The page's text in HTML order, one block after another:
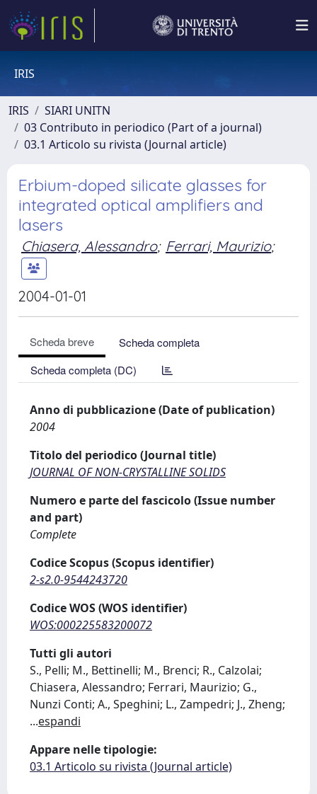
IRIS
IRIS
SIARI UNITN
03 Contributo in periodico (Part of a journal)
03.1 Articolo su rivista (Journal article)
Erbium-doped silicate glasses for
integrated optical amplifiers and
lasers
Chiasera, Alessandro; Ferrari, Maurizio;
2004-01-01
Scheda breve
Scheda completa
Scheda completa (DC)
Anno di pubblicazione (Date of publication)
2004
Titolo del periodico (Journal title)
JOURNAL OF NON-CRYSTALLINE SOLIDS
Numero e parte del fascicolo (Issue number
and part)
Complete
Codice Scopus (Scopus identifier)
2-s2.0-9544243720
Codice WOS (WOS identifier)
WOS:000225583200072
Tutti gli autori
S., Pelli; M., Bettinelli; M., Brenci; R., Calzolai;
Chiasera, Alessandro; Ferrari, Maurizio; G.,
Nunzi Conti; A., Speghini; L., Zampedri; J., Zheng;
...espandi
Appare nelle tipologie:
03.1 Articolo su rivista (Journal article)